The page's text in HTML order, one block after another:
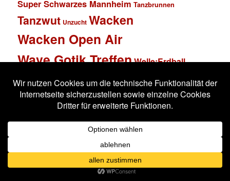
Super Schwarzes Mannheim Tanzbrunnen
Tanzwut Unzucht Wacken
Wacken Open Air
Wave Gotik TreffenWelle:Erdball
Datenschutzerklärung Stolz präsentiert von WordPress